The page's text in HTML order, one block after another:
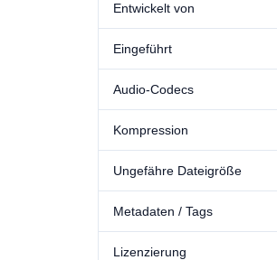
Entwickelt von
Eingeführt
Audio-Codecs
Kompression
Ungefähre Dateigröße
Metadaten / Tags
Lizenzierung